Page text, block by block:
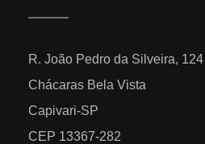
R. João Pedro da Silveira, 124
Chácaras Bela Vista
Capivari-SP
CEP 13367-282